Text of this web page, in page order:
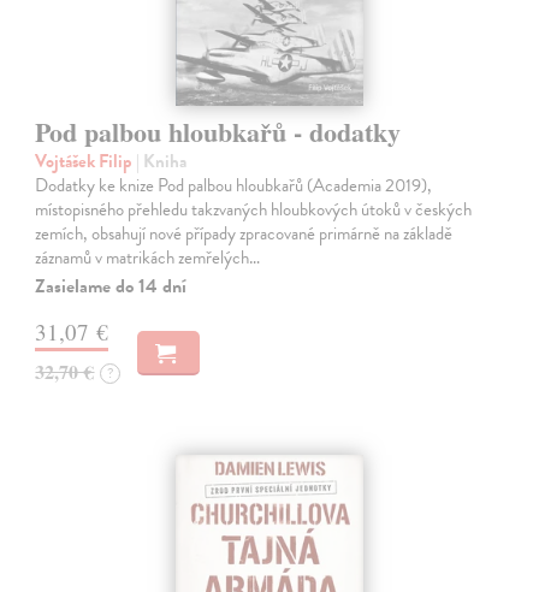
Pod palbou hloubkařů - dodatky
Vojtášek Filip | Kniha
Dodatky ke knize Pod palbou hloubkařů (Academia 2019),
místopisného přehledu takzvaných hloubkových útoků v českých
zemích, obsahují nové případy zpracované primárně na základě
záznamů v matrikách zemřelých…
Zasielame do 14 dní
31,07 €
32,70 € ?